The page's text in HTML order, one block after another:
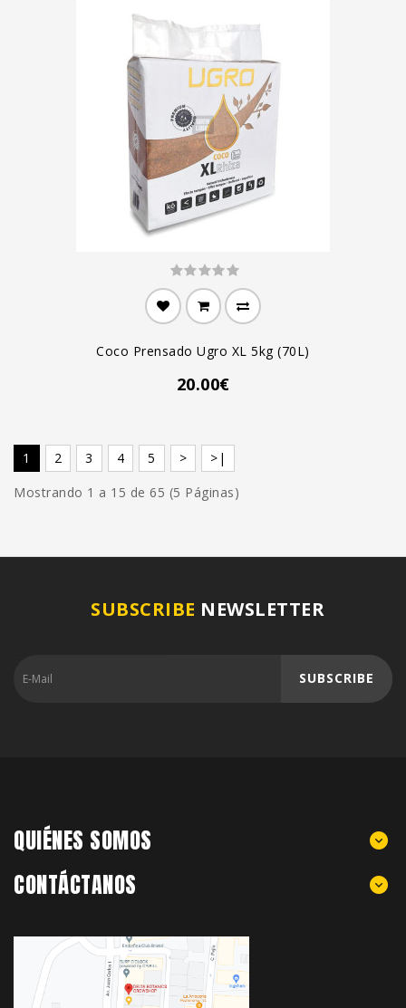
Coco Prensado Ugro XL 5kg (70L)
20.00€
1 2 3 4 5 >
>|
Mostrando 1 a 15 de 65 (5 Páginas)
SUBSCRIBE NEWSLETTER
SUBSCRIBE
QUIÉNES SOMOS
CONTÁCTANOS